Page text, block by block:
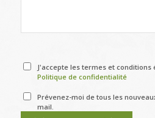
J'accepte les termes et conditions
Politique de confidentialité
Prévenez-moi de tous les
mail.